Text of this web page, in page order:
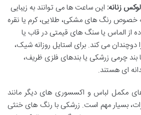
زنانه: این ساعت ها می توانند به زیبایی
خصوص رنگ های مشکی، طلایی، کرم یا نقره
از الماس یا سنگ های قیمتی در قاب یا
می کند. برای استایل روزانه شیک،
چرمی زرشکی یا بندهای فلزی ظریف،
ای هستند.
مکمل لباس و اکسسوری های دیگر مانند
بسیار مهم است. زرشکی با رنگ های خنثی